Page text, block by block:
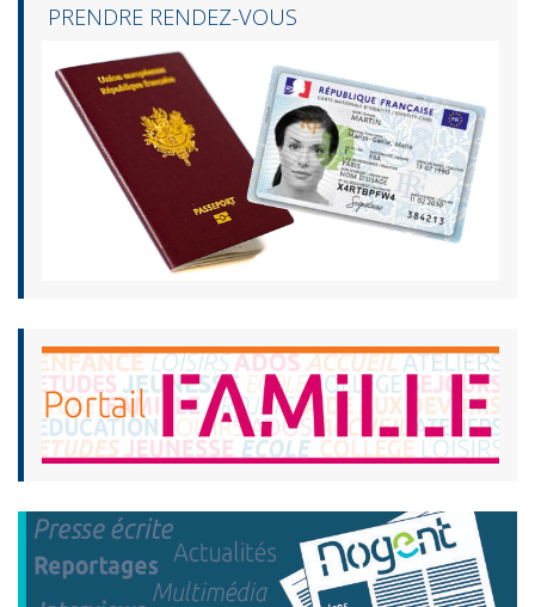
PRENDRE RENDEZ-VOUS